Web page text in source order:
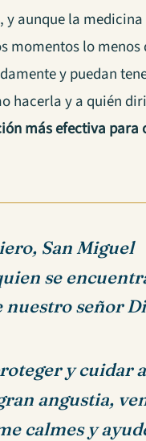
, y aunque la
lo menos
y puedan
hacerla y a quién
más efectiva
San Miguel
se
nuestro señor
y cuidar a
angustia,
calmes y